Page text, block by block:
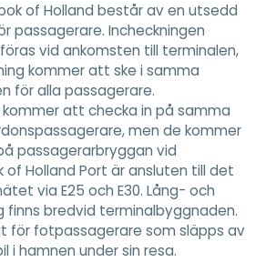
of Holland består av en utsedd
passagerare. Incheckningen
vid ankomsten till terminalen,
kommer att ske i samma
för alla passagerare.
att checka in på samma
men de kommer
passagerarbryggan vid
of Holland Port är ansluten till det
via E25 och E30. Lång- och
finns bredvid terminalbyggnaden.
för fotpassagerare som släpps av
i hamnen under sin resa.